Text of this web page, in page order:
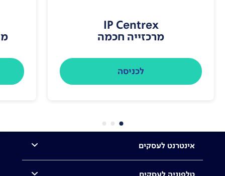
IP Centrex
מרכזייה חכמה
לכניסה
אינטרנט לעסקים